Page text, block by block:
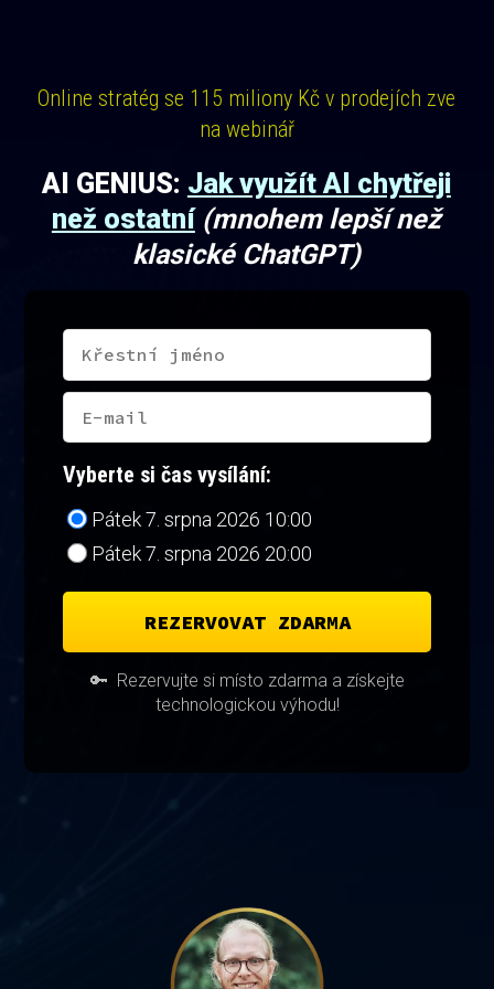
Online stratég se 115 miliony Kč v prodejích zve
na webinář
AI GENIUS: Jak využít AI chytřeji
než ostatní (mnohem lepší než
klasické ChatGPT)
Vyberte si čas vysílání:
Pátek 7. srpna 2026 10:00
Pátek 7. srpna 2026 20:00
REZERVOVAT ZDARMA
🔑 Rezervujte si místo zdarma a získejte
technologickou výhodu!